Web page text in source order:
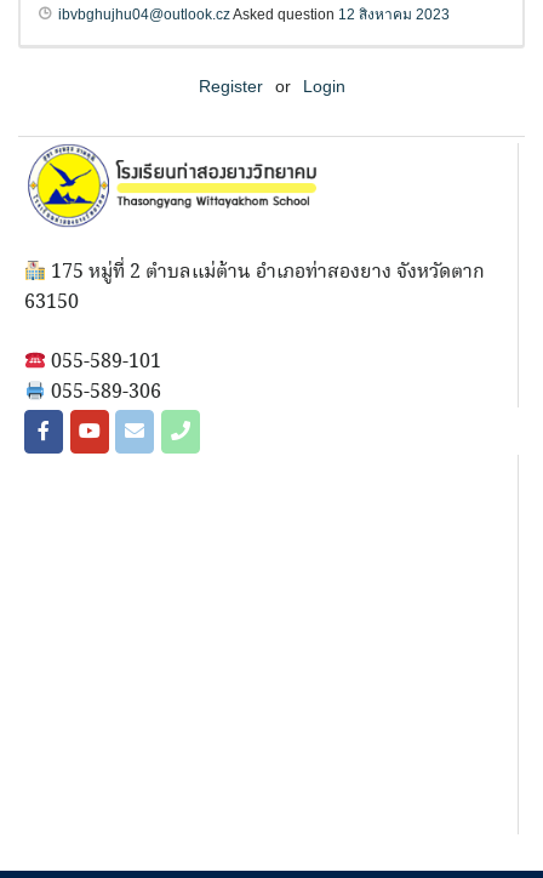
ibvbghujhu04@outlook.czAsked question 12 สิงหาคม 2023
Register or Login
175 หมู่ที่ 2 ตำบลแม่ต้าน อำเภอท่าสองยาง จังหวัดตาก
63150
055-589-101
055-589-306